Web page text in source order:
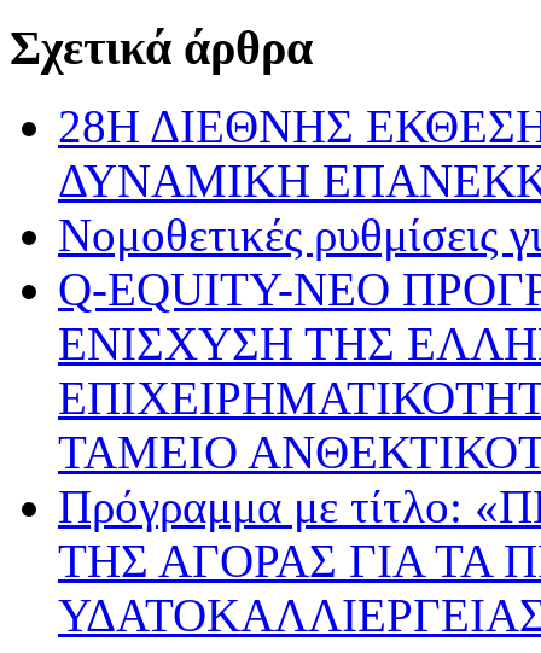
Σχετικά άρθρα
28Η ΔΙΕΘΝΗΣ ΕΚΘΕΣΗ
ΔΥΝΑΜΙΚΗ
Νομοθετικές ρυθμίσεις
Q-EQUITY-ΝΕΟ
ΕΝΙΣΧΥΣΗ ΤΗΣ
ΤΑΜΕΙΟ
Πρόγραμμα με
ΤΗΣ ΑΓΟΡΑΣ ΓΙΑ ΤΑ